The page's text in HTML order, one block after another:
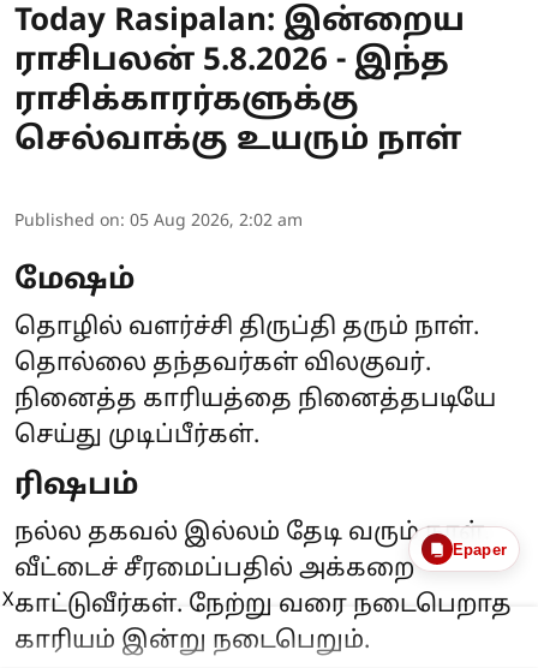
Today Rasipalan: இன்றைய
ராசிபலன் 5.8.2026 - இந்த
ராசிக்காரர்களுக்கு
செல்வாக்கு உயரும் நாள்
Published on: 05 Aug 2026, 2:02 am
மேஷம்
தொழில் வளர்ச்சி திருப்தி தரும் நாள்.
தொல்லை தந்தவர்கள் விலகுவர்.
நினைத்த காரியத்தை நினைத்தபடியே
செய்து முடிப்பீர்கள்.
ரிஷபம்
நல்ல தகவல் இல்லம் தேடி வரும் நாள்.
வீட்டைச் சீரமைப்பதில் அக்கறை
காட்டுவீர்கள். நேற்று வரை நடைபெறாத
காரியம் இன்று நடைபெறும்.
Epaper
X